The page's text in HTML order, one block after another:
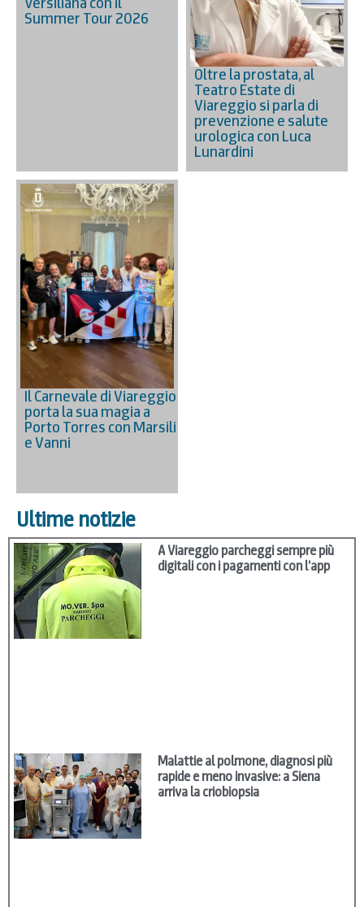
Summer Tour 2026
Oltre la prostata, al
Teatro Estate di
Viareggio si parla di
prevenzione e salute
urologica con Luca
Lunardini
Il Carnevale di Viareggio
porta la sua magia a
Porto Torres con Marsili
e Vanni
Ultime notizie
A Viareggio parcheggi sempre più
digitali con i pagamenti con l’app
Malattie al polmone, diagnosi più
rapide e meno invasive: a Siena
arriva la criobiopsia